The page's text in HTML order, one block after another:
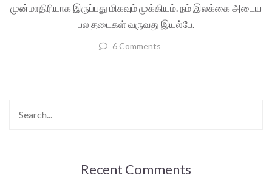
முன்மாதிரியாக இருப்பது மிகவும் முக்கியம். நம் இலக்கை அடைய
பல தடைகள் வருவது இயல்பே.
6 Comments
Recent Comments